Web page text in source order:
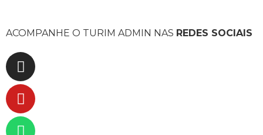
ACOMPANHE O TURIM ADMIN NAS REDES SOCIAIS